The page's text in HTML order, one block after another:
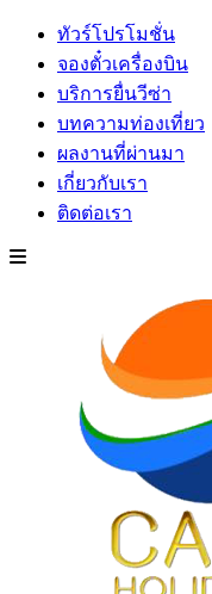
ทัวร์โปรโมชั่น
จองตั๋วเครื่องบิน
บริการยื่นวีซ่า
บทความท่องเที่ยว
ผลงานที่ผ่านมา
เกี่ยวกับเรา
ติดต่อเรา